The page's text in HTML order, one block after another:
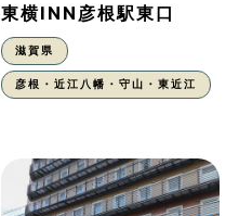
東横INN彦根駅東口
滋賀県
彦根・近江八幡・守山・東近江